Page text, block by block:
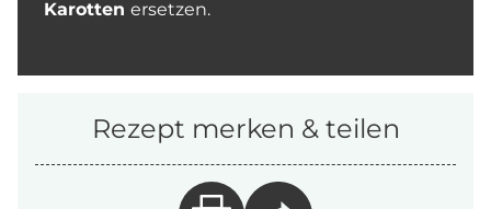
Karotten ersetzen.
Rezept merken & teilen